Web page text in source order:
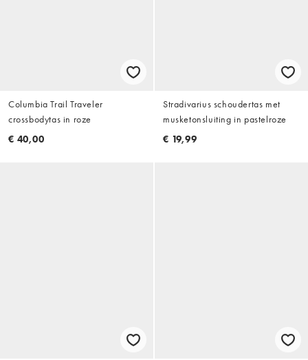
Columbia Trail Traveler
crossbodytas in roze
€ 40,00
Stradivarius schoudertas met
musketonsluiting in pastelroze
€ 19,99